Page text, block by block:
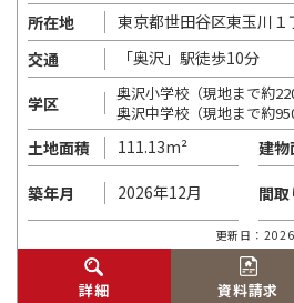
所在地
東京都世田谷区東玉川１
交通
「奥沢」駅徒歩10分
学区
奥沢小学校（現地まで約
奥沢中学校（現地まで約
土地面積 111.13m² 建物
築年月 2026年12月 間取
更新日：
詳細 資料請求